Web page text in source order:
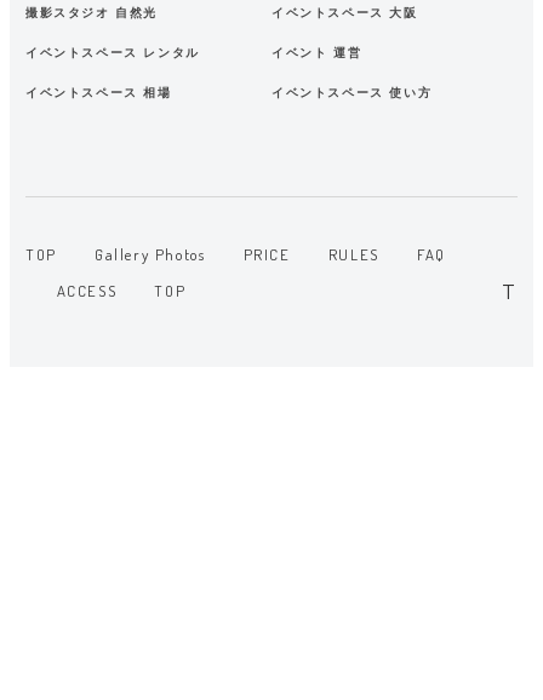
撮影スタジオ 自然光 イベントスペース 大阪
イベントスペース レンタル イベント 運営
イベントスペース 相場 イベントスペース 使い方
TOP Gallery Photos PRICE RULES
FAQ
ACCESS
TOP T